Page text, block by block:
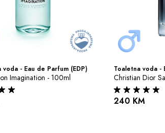
voda - Eau de Parfum (EDP)
Imagination - 100ml
Toaletna voda -
Christian Dior
240 KM